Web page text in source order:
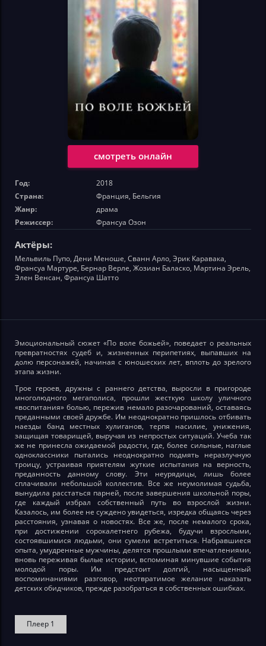
смотреть онлайн
Год:
2018
Страна:
Франция, Бельгия
Жанр:
драма
Режиссер:
Франсуа Озон
Актёры:
Мельвиль Пупо, Дени Меноше, Сванн Арло, Эрик Каравака,
Франсуа Мартуре, Бернар Верле, Жозиан Баласко, Мартина Эрель,
Элен Венсан, Франсуа Шатто
Эмоциональный сюжет «По воле божьей», поведает о реальных
превратностях судеб и, жизненных перипетиях, выпавших на
долю персонажей, начиная с юношеских лет, вплоть до зрелого
этапа жизни.
Трое героев, дружны с раннего детства, выросли в пригороде
многолюдного мегаполиса, прошли жесткую школу уличного
«воспитания» болью, пережив немало разочарований, оставаясь
преданными своей дружбе. Им неоднократно пришлось отбивать
наезды банд местных хулиганов, терпя насилие, унижения,
защищая товарищей, выручая из непростых ситуаций. Учеба так
же не принесла ожидаемой радости, где, более сильные, наглые
одноклассники пытались неоднократно подмять неразлучную
троицу, устраивая приятелям жуткие испытания на верность,
преданность данному слову. Эти неурядицы, лишь более
сплачивали небольшой коллектив. Все же неумолимая судьба,
вынудила расстаться парней, после завершения школьной поры,
где каждый избрал собственный путь во взрослой жизни.
Казалось, им более не суждено увидеться, изредка общаясь через
расстояния, узнавая о новостях. Все же, после немалого срока,
при достижении сорокалетнего рубежа, будучи взрослыми,
состоявшимися людьми, они сумели встретиться. Набравшиеся
опыта, умудренные мужчины, делятся прошлыми впечатлениями,
вновь переживая былые истории, вспоминая минувшие события
молодой поры. Им предстоит долгий, насыщенный
воспоминаниями разговор, неотвратимое желание наказать
детских обидчиков, прежде разобраться в собственных ошибках.
Плеер 1